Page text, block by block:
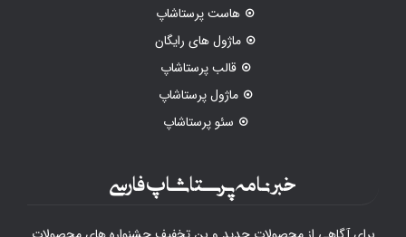
هاست پرستاشاپ
ماژول های رایگان
قالب پرستاشاپ
ماژول پرستاشاپ
سئو پرستاشاپ
خبرنامه پرستاشاپ فارسی